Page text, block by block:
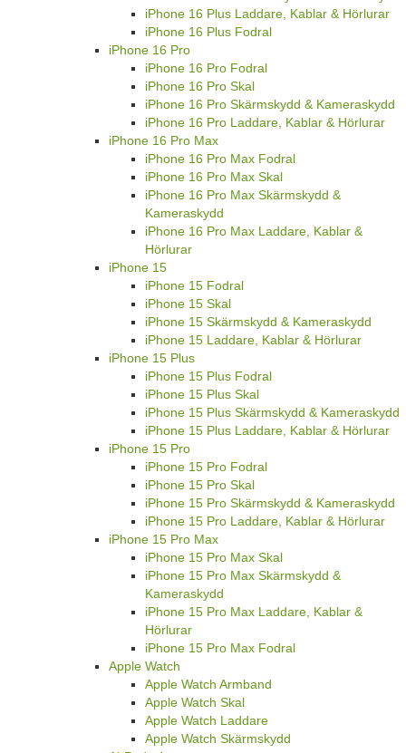
iPhone 16 Plus Laddare, Kablar & Hörlurar
iPhone 16 Plus Fodral
iPhone 16 Pro
iPhone 16 Pro Fodral
iPhone 16 Pro Skal
iPhone 16 Pro Skärmskydd & Kameraskydd
iPhone 16 Pro Laddare, Kablar & Hörlurar
iPhone 16 Pro Max
iPhone 16 Pro Max Fodral
iPhone 16 Pro Max Skal
iPhone 16 Pro Max Skärmskydd &
Kameraskydd
iPhone 16 Pro Max Laddare, Kablar &
Hörlurar
iPhone 15
iPhone 15 Fodral
iPhone 15 Skal
iPhone 15 Skärmskydd & Kameraskydd
iPhone 15 Laddare, Kablar & Hörlurar
iPhone 15 Plus
iPhone 15 Plus Fodral
iPhone 15 Plus Skal
iPhone 15 Plus Skärmskydd & Kameraskydd
iPhone 15 Plus Laddare, Kablar & Hörlurar
iPhone 15 Pro
iPhone 15 Pro Fodral
iPhone 15 Pro Skal
iPhone 15 Pro Skärmskydd & Kameraskydd
iPhone 15 Pro Laddare, Kablar & Hörlurar
iPhone 15 Pro Max
iPhone 15 Pro Max Skal
iPhone 15 Pro Max Skärmskydd &
Kameraskydd
iPhone 15 Pro Max Laddare, Kablar &
Hörlurar
iPhone 15 Pro Max Fodral
Apple Watch
Apple Watch Armband
Apple Watch Skal
Apple Watch Laddare
Apple Watch Skärmskydd